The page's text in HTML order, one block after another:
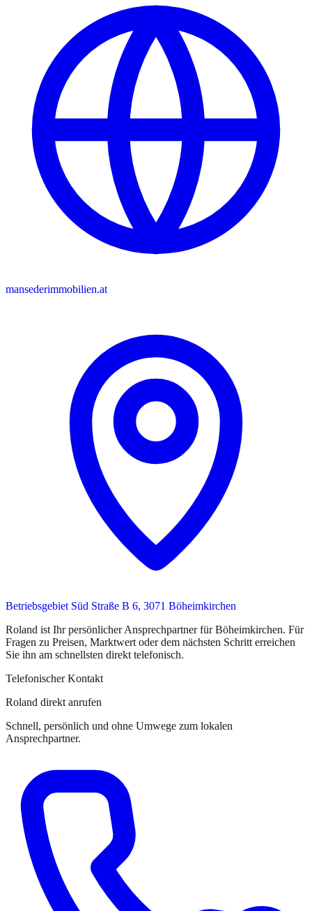
mansederimmobilien.at
Betriebsgebiet Süd Straße B 6, 3071 Böheimkirchen
Roland ist Ihr persönlicher Ansprechpartnerfür Böheimkirchen. Für
Fragen zu Preisen, Marktwert oder dem nächsten Schritt erreichen
Sie ihn am schnellsten direkt telefonisch.
Telefonischer Kontakt
Roland direkt anrufen
Schnell, persönlich und ohne Umwege zum lokalen
Ansprechpartner.